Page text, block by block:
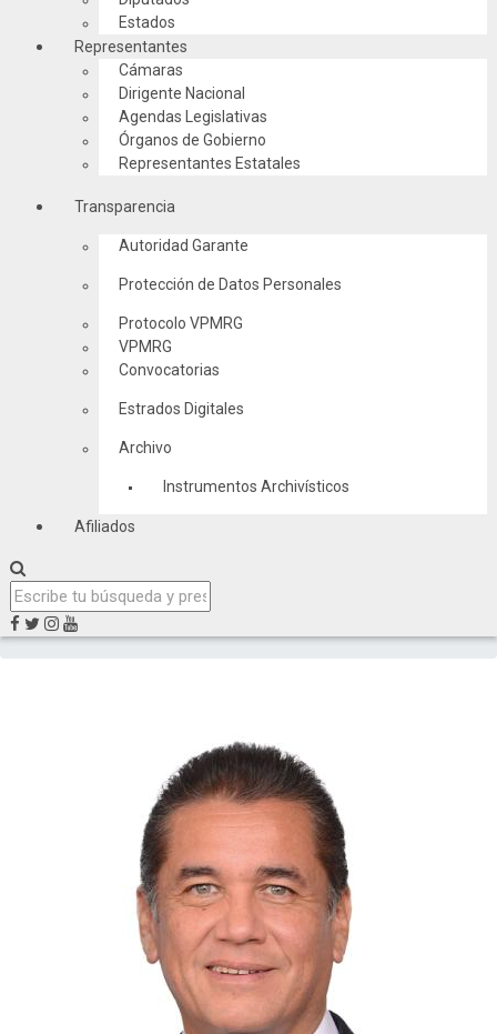
Estados
Representantes
Cámaras
Dirigente Nacional
Agendas Legislativas
Órganos de Gobierno
Representantes Estatales
Transparencia
Autoridad Garante
Protección de Datos Personales
Protocolo VPMRG
VPMRG
Convocatorias
Estrados Digitales
Archivo
Instrumentos Archivísticos
Afiliados